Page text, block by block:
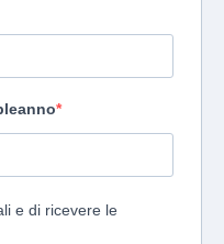
e di ricevere le